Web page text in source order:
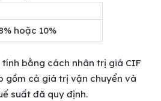
hoặc 10%
bằng cách nhân trị giá CIF
gồm cả giá trị vận chuyển và
suất đã quy định.